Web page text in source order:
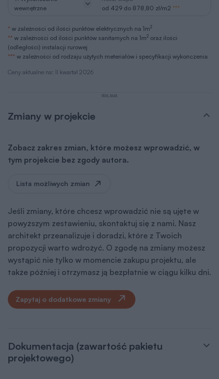
Ceny aktualne na: II kwartał 2026
wewnętrzne
od 429 do 878,80 zł/m2 ***
* w zależności od ilości punktów elektrycznych na 1m2
** w zależności od ilości punktów sanitarnych na 1m2 oraz ilości
(odległości) instalacji rurowej
*** w zależności od rodzaju użytych meteriałów i specyfikacji wykończenia
REKLAMA
Zmiany w projekcie
Zobacz zakres zmian, które możesz wprowadzić, w
tym projekcie bez zgody autora.
Lista możliwych zmian
Jeśli zmiany, które chcesz wprowadzić nie są ujęte w
powyższym zestawieniu, skontaktuj się z nami. Nasz
architekt przeanalizuje i doradzi, które z Twoich
propozycji warto wdrożyć. O zgodę na zmiany możesz
wystąpić nie tylko w momencie zakupu projektu, ale
także później i otrzymasz ją bezpłatnie w ciągu kilku dni.
Zapytaj o dodatkowe zmiany
Dokumentacja (zawartość pakietu
projektowego)